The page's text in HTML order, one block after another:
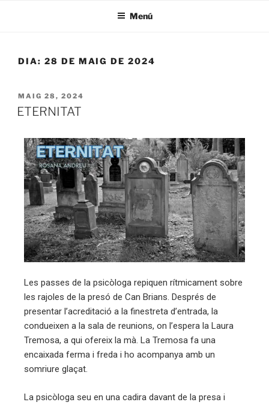
Menú
DIA: 28 DE MAIG DE 2024
MAIG 28, 2024
ETERNITAT
Les passes de la psicòloga repiquen rítmicament sobre
les rajoles de la presó de Can Brians. Després de
presentar l’acreditació a la finestreta d’entrada, la
condueixen a la sala de reunions, on l’espera la Laura
Tremosa, a qui ofereix la mà. La Tremosa fa una
encaixada ferma i freda i ho acompanya amb un
somriure glaçat.
La psicòloga seu en una cadira davant de la presa i